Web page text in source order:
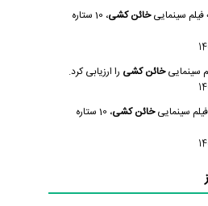
فیلم سینماییخائن کشی
، 10 ستاره
سینماییخائن کشی را ارزیابی کرد.
سینماییخائن کشی
، 10 ستاره